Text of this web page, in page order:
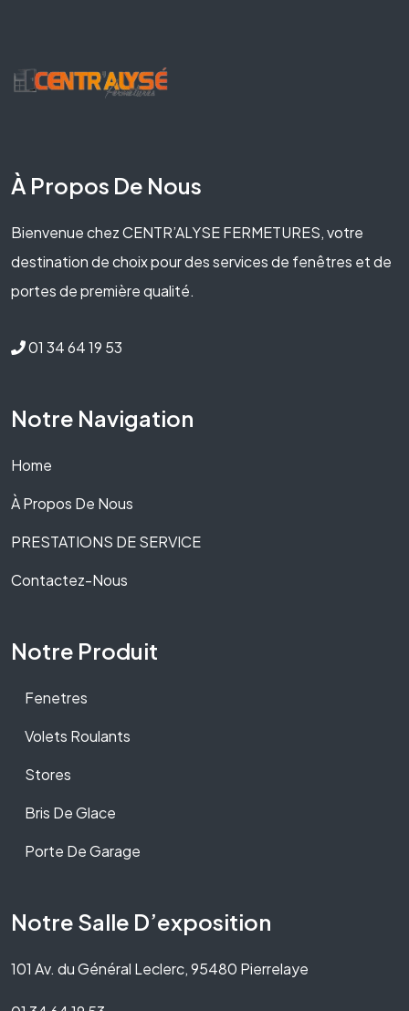
À Propos De Nous
Bienvenue chez CENTR’ALYSE FERMETURES, votre
destination de choix pour des services de fenêtres et de
portes de première qualité.
01 34 64 19 53
Notre Navigation
Home
À Propos De Nous
PRESTATIONS DE SERVICE
Contactez-Nous
Notre Produit
Fenetres
Volets Roulants
Stores
Bris De Glace
Porte De Garage
Notre Salle D’exposition
101 Av. du Général Leclerc, 95480 Pierrelaye